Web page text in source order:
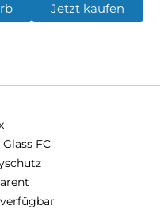
Jetzt kaufen
FC